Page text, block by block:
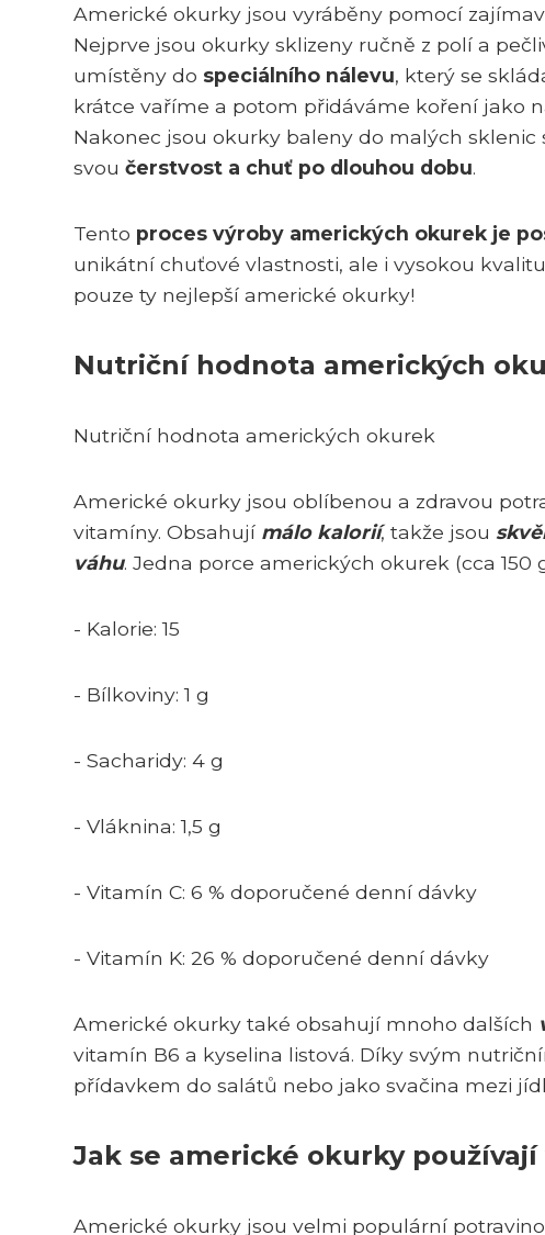
Americké okurky jsou vyráběny pomocí
Nejprve jsou okurky sklizeny ručně z polí a
umístěny do speciálního nálevu, který se
krátce vaříme a potom přidáváme koření jako
Nakonec jsou okurky baleny do malých
svou čerstvost a chuť po dlouhou dobu.
Tento proces výroby amerických okurek je
unikátní chuťové vlastnosti, ale i vysokou
pouze ty nejlepší americké okurky!
Nutriční hodnota amerických
Nutriční hodnota amerických okurek
Americké okurky jsou oblíbenou a zdravou
vitamíny. Obsahují málo kalorií, takže jsou
váhu. Jedna porce amerických okurek (cca
- Kalorie: 15
- Bílkoviny: 1 g
- Sacharidy: 4 g
- Vláknina: 1,5 g
- Vitamín C: 6 % doporučené denní dávky
- Vitamín K: 26 % doporučené denní dávky
Americké okurky také obsahují mnoho dalších
vitamín B6 a kyselina listová. Díky svým
přídavkem do salátů nebo jako svačina mezi
Jak se americké okurky
Americké okurky jsou velmi populární